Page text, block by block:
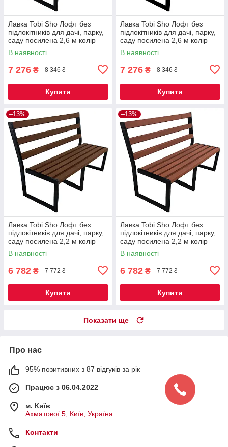
Лавка Tobi Sho Лофт без
підлокітників для дачі, парку,
саду посилена 2,6 м колір
горіх
В наявності
7 276 ₴ 8 346 ₴
Купити
Лавка Tobi Sho Лофт без
підлокітників для дачі, парку,
саду посилена 2,6 м колір
махагоній
В наявності
7 276 ₴ 8 346 ₴
Купити
–13%
Лавка Tobi Sho Лофт без
підлокітників для дачі, парку,
саду посилена 2,2 м колір
горіх
В наявності
6 782 ₴ 7 772 ₴
Купити
–13%
Лавка Tobi Sho Лофт без
підлокітників для дачі, парку,
саду посилена 2,2 м колір
черешня
В наявності
6 782 ₴ 7 772 ₴
Купити
Показати ще
Про нас
95% позитивних з 87 відгуків за рік
Працює з 06.04.2022
м. Київ
Ахматової 5, Київ, Україна
Контакти